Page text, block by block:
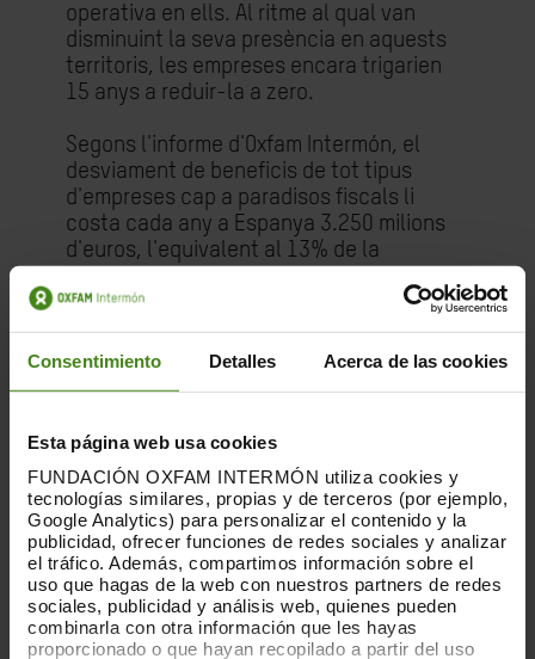
Consentimiento Detalles Acerca de las cookies
Esta página web usa cookies
FUNDACIÓN OXFAM INTERMÓN utiliza cookies y
tecnologías similares, propias y de terceros (por ejemplo,
Google Analytics) para personalizar el contenido y la
publicidad, ofrecer funciones de redes sociales y analizar
el tráfico. Además, compartimos información sobre el
uso que hagas de la web con nuestros partners de redes
sociales, publicidad y análisis web, quienes pueden
combinarla con otra información que les hayas
proporcionado o que hayan recopilado a partir del uso
operativa en ells. Al ritme al qual van
disminuint la seva presència en aquests
territoris, les empreses encara trigarien
15 anys a reduir-la a zero.
Segons l'informe d'Oxfam Intermón, el
desviament de beneficis de tot tipus
d'empreses cap a paradisos fiscals li
costa cada any a Espanya 3.250 milions
d'euros, l'equivalent al 13% de la
Els paradisos fiscals dins de la UE es
porten el 80% d'aquesta quantitat. Dins
de les empreses de l'IBEX, El Banc
filials en paradisos fiscals. Aena, Bankia,
ENCE, Colonial i Merlin no tenen presència
en aquests territoris.
A això cal sumar els crèdits fiscals, que
l'Estat pot atorgar als que compren
empreses en pèrdues , i que permeten
deduir imports de la futura factura fiscal.
A hores d'ara ascendeixen a més de